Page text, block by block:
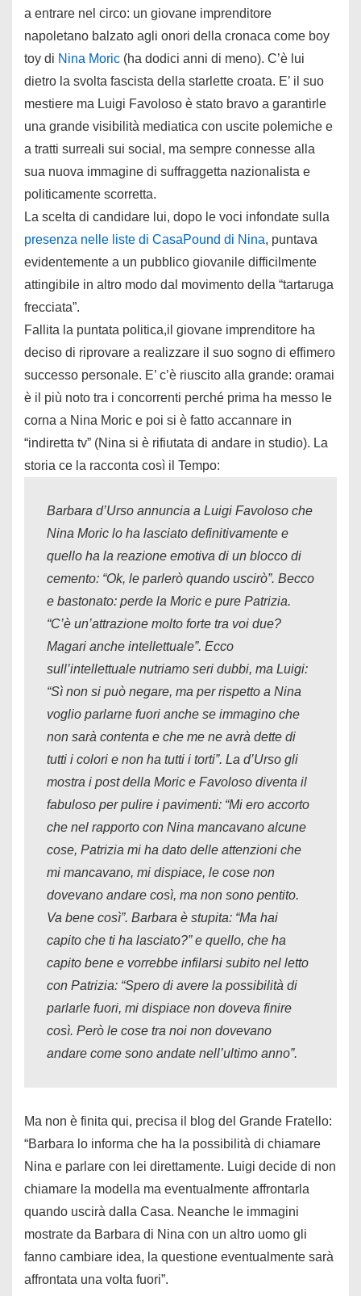
a entrare nel circo: un giovane imprenditore
napoletano balzato agli onori della cronaca come boy
toy di Nina Moric (ha dodici anni di meno). C’è lui
dietro la svolta fascista della starlette croata. E’ il suo
mestiere ma Luigi Favoloso è stato bravo a garantirle
una grande visibilità mediatica con uscite polemiche e
a tratti surreali sui social, ma sempre connesse alla
sua nuova immagine di suffraggetta nazionalista e
politicamente scorretta.
La scelta di candidare lui, dopo le voci infondate sulla
presenza nelle liste di CasaPound di Nina, puntava
evidentemente a un pubblico giovanile difficilmente
attingibile in altro modo dal movimento della “tartaruga
frecciata”.
Fallita la puntata politica,il giovane imprenditore ha
deciso di riprovare a realizzare il suo sogno di effimero
successo personale. E’ c’è riuscito alla grande: oramai
è il più noto tra i concorrenti perché prima ha messo le
corna a Nina Moric e poi si è fatto accannare in
“indiretta tv” (Nina si è rifiutata di andare in studio). La
storia ce la racconta così il Tempo:
Barbara d’Urso annuncia a Luigi Favoloso che
Nina Moric lo ha lasciato definitivamente e
quello ha la reazione emotiva di un blocco di
cemento: “Ok, le parlerò quando uscirò”. Becco
e bastonato: perde la Moric e pure Patrizia.
“C’è un’attrazione molto forte tra voi due?
Magari anche intellettuale”. Ecco
sull’intellettuale nutriamo seri dubbi, ma Luigi:
“Sì non si può negare, ma per rispetto a Nina
voglio parlarne fuori anche se immagino che
non sarà contenta e che me ne avrà dette di
tutti i colori e non ha tutti i torti”. La d’Urso gli
mostra i post della Moric e Favoloso diventa il
fabuloso per pulire i pavimenti: “Mi ero accorto
che nel rapporto con Nina mancavano alcune
cose, Patrizia mi ha dato delle attenzioni che
mi mancavano, mi dispiace, le cose non
dovevano andare così, ma non sono pentito.
Va bene così”. Barbara è stupita: “Ma hai
capito che ti ha lasciato?” e quello, che ha
capito bene e vorrebbe infilarsi subito nel letto
con Patrizia: “Spero di avere la possibilità di
parlarle fuori, mi dispiace non doveva finire
così. Però le cose tra noi non dovevano
andare come sono andate nell’ultimo anno”.
Ma non è finita qui, precisa il blog del Grande Fratello:
“Barbara lo informa che ha la possibilità di chiamare
Nina e parlare con lei direttamente. Luigi decide di non
chiamare la modella ma eventualmente affrontarla
quando uscirà dalla Casa. Neanche le immagini
mostrate da Barbara di Nina con un altro uomo gli
fanno cambiare idea, la questione eventualmente sarà
affrontata una volta fuori”.